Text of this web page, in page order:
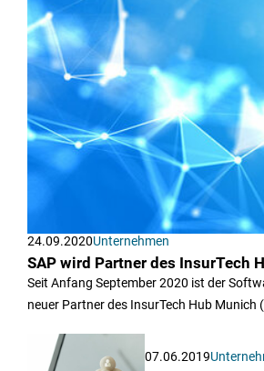
24.09.2020Unternehmen
SAP wird Partner des InsurTech
Seit Anfang September 2020 ist der
neuer Partner des InsurTech Hub Munich
07.06.2019